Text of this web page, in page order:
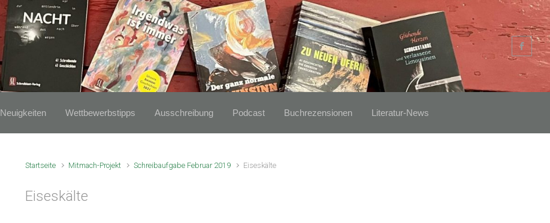
Neuigkeiten Wettbewerbstipps Ausschreibung Podcast Buchrezensionen Literatur-News
Startseite Mitmach-Projekt Schreibaufgabe Februar 2019 Eiseskälte
Eiseskälte